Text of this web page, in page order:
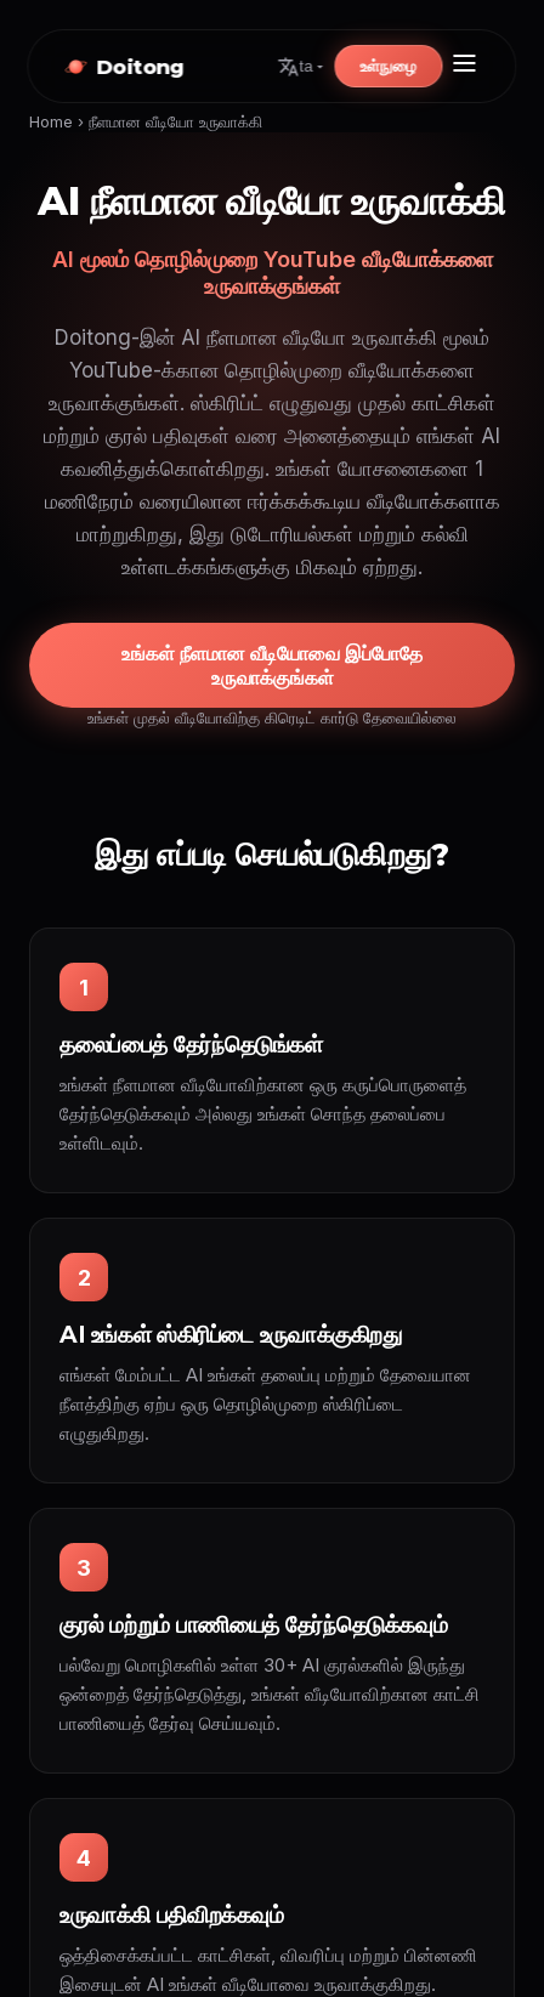
Doitong ta உள்நுழை
Home › நீளமான வீடியோ உருவாக்கி
AI நீளமான வீடியோ உருவாக்கி
AI மூலம் தொழில்முறை YouTube வீடியோக்களை
உருவாக்குங்கள்
Doitong-இன் AI நீளமான வீடியோ உருவாக்கி மூலம்
YouTube-க்கான தொழில்முறை வீடியோக்களை
உருவாக்குங்கள். ஸ்கிரிப்ட் எழுதுவது முதல் காட்சிகள்
மற்றும் குரல் பதிவுகள் வரை அனைத்தையும் எங்கள் AI
கவனித்துக்கொள்கிறது. உங்கள் யோசனைகளை 1
மணிநேரம் வரையிலான ஈர்க்கக்கூடிய வீடியோக்களாக
மாற்றுகிறது, இது டுடோரியல்கள் மற்றும் கல்வி
உள்ளடக்கங்களுக்கு மிகவும் ஏற்றது.
உங்கள் நீளமான வீடியோவை இப்போதே
உருவாக்குங்கள்
உங்கள் முதல் வீடியோவிற்கு கிரெடிட் கார்டு தேவையில்லை
இது எப்படி செயல்படுகிறது?
1
தலைப்பைத் தேர்ந்தெடுங்கள்
உங்கள் நீளமான வீடியோவிற்கான ஒரு கருப்பொருளைத்
தேர்ந்தெடுக்கவும் அல்லது உங்கள் சொந்த தலைப்பை
உள்ளிடவும்.
2
AI உங்கள் ஸ்கிரிப்டை உருவாக்குகிறது
எங்கள் மேம்பட்ட AI உங்கள் தலைப்பு மற்றும் தேவையான
நீளத்திற்கு ஏற்ப ஒரு தொழில்முறை ஸ்கிரிப்டை
எழுதுகிறது.
3
குரல் மற்றும் பாணியைத் தேர்ந்தெடுக்கவும்
பல்வேறு மொழிகளில் உள்ள 30+ AI குரல்களில் இருந்து
ஒன்றைத் தேர்ந்தெடுத்து, உங்கள் வீடியோவிற்கான காட்சி
பாணியைத் தேர்வு செய்யவும்.
4
உருவாக்கி பதிவிறக்கவும்
ஒத்திசைக்கப்பட்ட காட்சிகள், விவரிப்பு மற்றும் பின்னணி
இசையுடன் AI உங்கள் வீடியோவை உருவாக்குகிறது.